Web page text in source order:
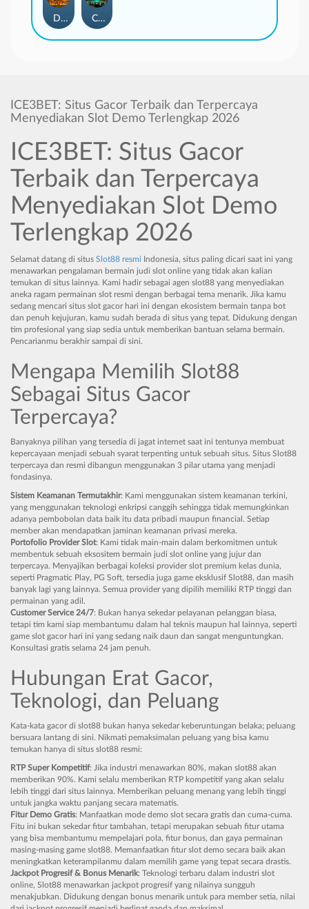
Duel at Dawn Cursed Crypt
ICE3BET: Situs Gacor Terbaik dan Terpercaya
Menyediakan Slot Demo Terlengkap 2026
ICE3BET: Situs Gacor
Terbaik dan Terpercaya
Menyediakan Slot Demo
Terlengkap 2026
Selamat datang di situs Slot88 resmi Indonesia, situs paling dicari saat ini yang
menawarkan pengalaman bermain judi slot online yang tidak akan kalian
temukan di situs lainnya. Kami hadir sebagai agen slot88 yang menyediakan
aneka ragam permainan slot resmi dengan berbagai tema menarik. Jika kamu
sedang mencari situs slot gacor hari ini dengan ekosistem bermain tanpa bot
dan penuh kejujuran, kamu sudah berada di situs yang tepat. Didukung dengan
tim profesional yang siap sedia untuk memberikan bantuan selama bermain.
Pencarianmu berakhir sampai di sini.
Mengapa Memilih Slot88
Sebagai Situs Gacor
Terpercaya?
Banyaknya pilihan yang tersedia di jagat internet saat ini tentunya membuat
kepercayaan menjadi sebuah syarat terpenting untuk sebuah situs. Situs Slot88
terpercaya dan resmi dibangun menggunakan 3 pilar utama yang menjadi
fondasinya.
Sistem Keamanan Termutakhir: Kami menggunakan sistem keamanan terkini,
yang menggunakan teknologi enkripsi canggih sehingga tidak memungkinkan
adanya pembobolan data baik itu data pribadi maupun financial. Setiap
member akan mendapatkan jaminan keamanan privasi mereka.
Portofolio Provider Slot: Kami tidak main-main dalam berkomitmen untuk
membentuk sebuah eksositem bermain judi slot online yang jujur dan
terpercaya. Menyajikan berbagai koleksi provider slot premium kelas dunia,
seperti Pragmatic Play, PG Soft, tersedia juga game eksklusif Slot88, dan masih
banyak lagi yang lainnya. Semua provider yang dipilih memiliki RTP tinggi dan
permainan yang adil.
Customer Service 24/7: Bukan hanya sekedar pelayanan pelanggan biasa,
tetapi tim kami siap membantumu dalam hal teknis maupun hal lainnya, seperti
game slot gacor hari ini yang sedang naik daun dan sangat menguntungkan.
Konsultasi gratis selama 24 jam penuh.
Hubungan Erat Gacor,
Teknologi, dan Peluang
Kata-kata gacor di slot88 bukan hanya sekedar keberuntungan belaka; peluang
bersuara lantang di sini. Nikmati pemaksimalan peluang yang bisa kamu
temukan hanya di situs slot88 resmi:
RTP Super Kompetitif: Jika industri menawarkan 80%, makan slot88 akan
memberikan 90%. Kami selalu memberikan RTP kompetitif yang akan selalu
lebih tinggi dari situs lainnya. Memberikan peluang menang yang lebih tinggi
untuk jangka waktu panjang secara matematis.
Fitur Demo Gratis: Manfaatkan mode demo slot secara gratis dan cuma-cuma.
Fitu ini bukan sekedar fitur tambahan, tetapi merupakan sebuah fitur utama
yang bisa membantumu mempelajari pola, fitur bonus, dan gaya permainan
masing-masing game slot88. Memanfaatkan fitur slot demo secara baik akan
meningkatkan keterampilanmu dalam memilih game yang tepat secara drastis.
Jackpot Progresif & Bonus Menarik: Teknologi terbaru dalam industri slot
online, Slot88 menawarkan jackpot progresif yang nilainya sungguh
menakjubkan. Didukung dengan bonus menarik untuk para member setia, nilai